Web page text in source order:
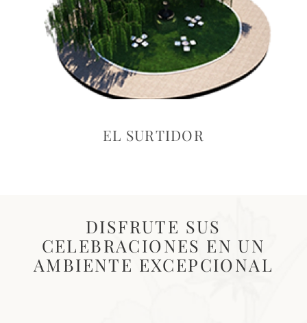
EL SURTIDOR
DISFRUTE SUS
CELEBRACIONES EN UN
AMBIENTE EXCEPCIONAL